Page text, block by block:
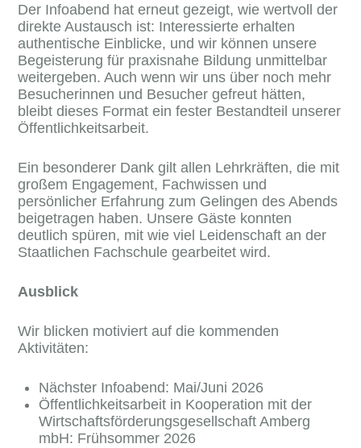
Der Infoabend hat erneut gezeigt, wie wertvoll der
direkte Austausch ist: Interessierte erhalten
authentische Einblicke, und wir können unsere
Begeisterung für praxisnahe Bildung unmittelbar
weitergeben. Auch wenn wir uns über noch mehr
Besucherinnen und Besucher gefreut hätten,
bleibt dieses Format ein fester Bestandteil unserer
Öffentlichkeitsarbeit.
Ein besonderer Dank gilt allen Lehrkräften, die mit
großem Engagement, Fachwissen und
persönlicher Erfahrung zum Gelingen des Abends
beigetragen haben. Unsere Gäste konnten
deutlich spüren, mit wie viel Leidenschaft an der
Staatlichen Fachschule gearbeitet wird.
Ausblick
Wir blicken motiviert auf die kommenden
Aktivitäten:
Nächster Infoabend: Mai/Juni 2026
Öffentlichkeitsarbeit in Kooperation mit der
Wirtschaftsförderungsgesellschaft Amberg
mbH: Frühsommer 2026